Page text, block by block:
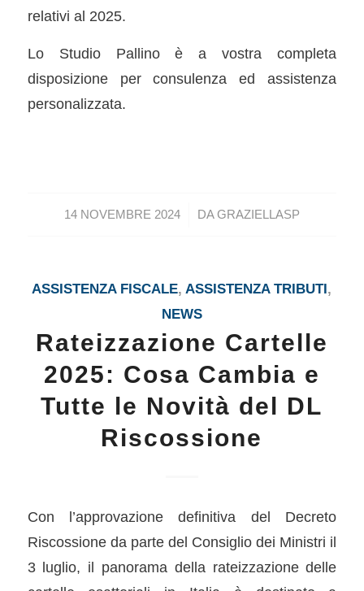
relativi al 2025.
Lo Studio Pallino è a vostra completa
disposizione per consulenza ed assistenza
personalizzata.
14 NOVEMBRE 2024
/ DAGRAZIELLASP
ASSISTENZA FISCALE,ASSISTENZA TRIBUTI ,
NEWS
Rateizzazione Cartelle
2025: Cosa Cambia e
Tutte le Novità del DL
Riscossione
Con l’approvazione definitiva del Decreto
Riscossione da parte del Consiglio dei Ministri il
3 luglio, il panorama della rateizzazione delle